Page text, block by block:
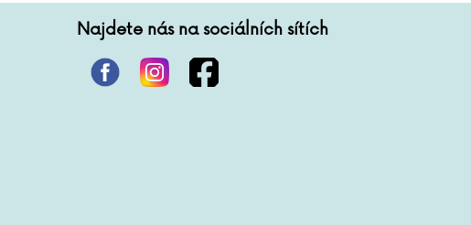
Najdete nás na sociálních sítích